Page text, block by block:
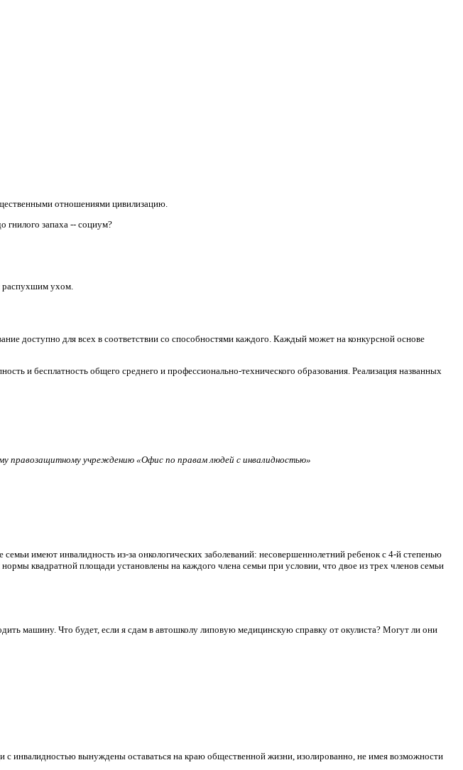
отношениями цивилизацию.
гнилого запаха -- социум?
распухшим ухом.
доступно для всех в соответствии со способностями каждого. Каждый может на конкурсной основе
и бесплатность общего среднего и профессионально-технического образования. Реализация названных
правозащитному учреждению «Офис по правам людей с инвалидностью»
имеют инвалидность из-за онкологических заболеваний: несовершеннолетний ребенок с 4-й степенью
квадратной площади установлены на каждого члена семьи при условии, что двое из трех членов семьи
машину. Что будет, если я сдам в автошколу липовую медицинскую справку от окулиста? Могут ли они
инвалидностью вынуждены оставаться на краю общественной жизни, изолированно, не имея возможности